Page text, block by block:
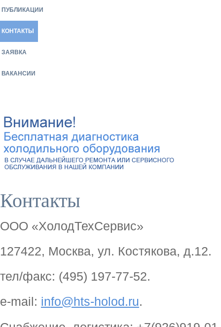
ПУБЛИКАЦИИ
КОНТАКТЫ
ЗАЯВКА
ВАКАНСИИ
Контакты
ООО «ХолодТехСервис»
127422, Москва, ул. Костякова, д.12.
тел/факс: (495) 197-77-52.
e-mail: info@hts-holod.ru.